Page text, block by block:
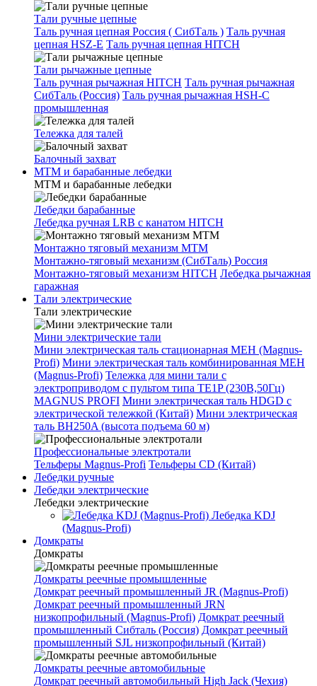
Тали ручные цепные
Таль ручная цепная Россия ( СибТаль ) Таль ручная
цепная HSZ-E Таль ручная цепная HITCH
Тали рычажные цепные
Таль ручная рычажная HITCH Таль ручная рычажная
СибТаль (Россия) Таль ручная рычажная HSH-C
промышленная
Тележка для талей
Балочный захват
МТМ и барабанные лебедки
МТМ и барабанные лебедки
Лебедки барабанные
Лебедка ручная LRB с канатом HITCH
Монтажно тяговый механизм МТМ
Монтажно-тяговый механизм (СибТаль) Россия
Монтажно-тяговый механизм HITCH Лебедка рычажная
гаражная
Тали электрические
Тали электрические
Мини электрические тали
Мини электрическая таль стационарная МЕН (Magnus-
Profi) Мини электрическая таль комбинированная МЕН
(Magnus-Profi) Тележка для мини тали с
электроприводом с пультом типа TE1P (230В,50Гц)
MAGNUS PROFI Мини электрическая таль HDGD с
электрической тележкой (Китай) Мини электрическая
таль BH250A (высота подъема 60 м)
Профессиональные электротали
Тельферы Magnus-Profi Тельферы CD (Китай)
Лебедки ручные
Лебедки электрические
Лебедки электрические
Лебедка KDJ
(Magnus-Profi)
Домкраты
Домкраты
Домкраты реечные промышленные
Домкрат реечный промышленный JR (Magnus-Profi)
Домкрат реечный промышленный JRN
низкопрофильный (Magnus-Profi) Домкрат реечный
промышленный Сибталь (Россия) Домкрат реечный
промышленный SJL низкопрофильный (Китай)
Домкраты реечные автомобильные
Домкрат реечный автомобильный High Jack (Чехия)